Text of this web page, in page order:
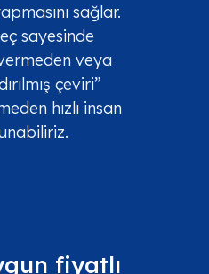
sağlar.
sayesinde
veya
çeviri”
hızlı insan
fiyatlı